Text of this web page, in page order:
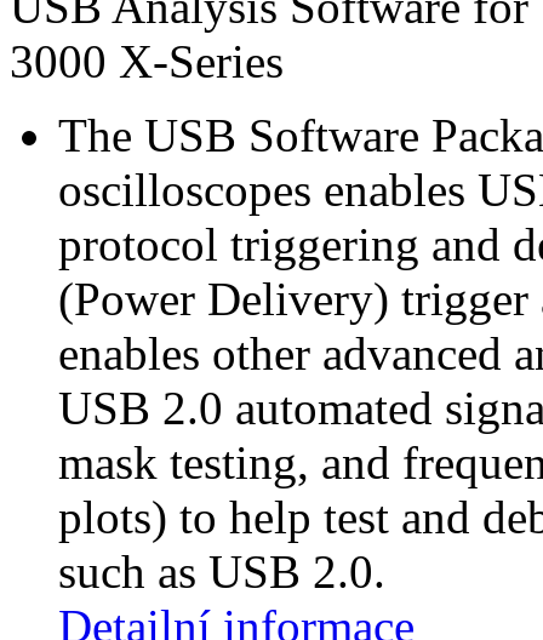
The USB Software
oscilloscopes enables
protocol triggering and
(Power Delivery) trigger
enables other advanced
USB 2.0 automated
mask testing, and
plots) to help test and
such as USB 2.0.
Detailní informace